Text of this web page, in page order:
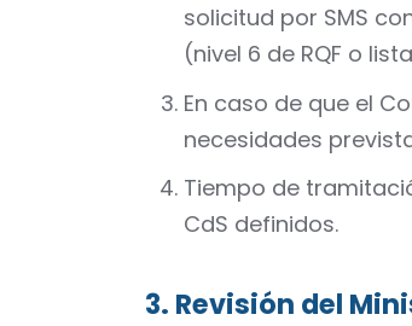
solicitud por SMS
(nivel 6 de RQF o
En caso de que el
necesidades
Tiempo de
CdS definidos.
3. Revisión del